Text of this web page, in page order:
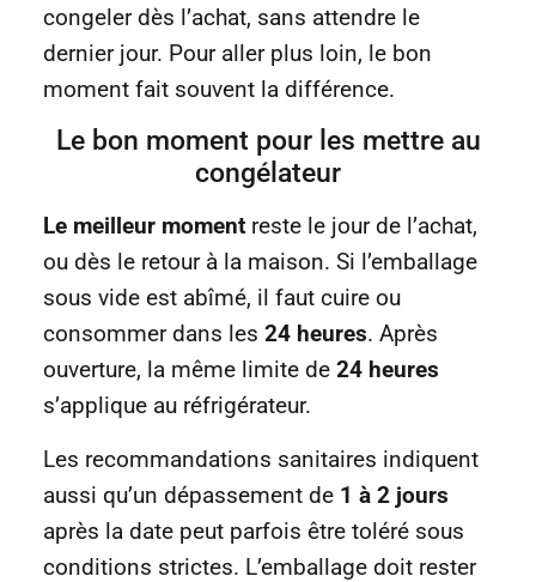
congeler dès l’achat, sans attendre le
dernier jour. Pour aller plus loin, le bon
moment fait souvent la différence.
Le bon moment pour les mettre au
congélateur
Le meilleur moment reste le jour de l’achat,
ou dès le retour à la maison. Si l’emballage
sous vide est abîmé, il faut cuire ou
consommer dans les 24 heures. Après
ouverture, la même limite de 24 heures
s’applique au réfrigérateur.
Les recommandations sanitaires indiquent
aussi qu’un dépassement de 1 à 2 jours
après la date peut parfois être toléré sous
conditions strictes. L’emballage doit rester